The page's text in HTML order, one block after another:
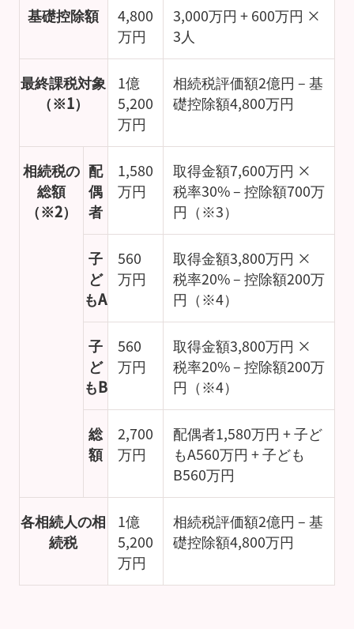
基礎控除額
4,800
万円
3,000万円 + 600万円 ×
3人
最終課税対象
（※1）
1億
5,200
万円
相続税評価額2億円 – 基
礎控除額4,800万円
相続税の
総額
（※2）
配
偶
者
1,580
万円
取得金額7,600万円 ×
税率30% – 控除額700万
円（※3）
子
ど
もA
560
万円
取得金額3,800万円 ×
税率20% – 控除額200万
円（※4）
子
ど
もB
560
万円
取得金額3,800万円 ×
税率20% – 控除額200万
円（※4）
総
額
2,700
万円
配偶者1,580万円 + 子ど
もA560万円 + 子ども
B560万円
各相続人の相
続税
1億
5,200
万円
相続税評価額2億円 – 基
礎控除額4,800万円